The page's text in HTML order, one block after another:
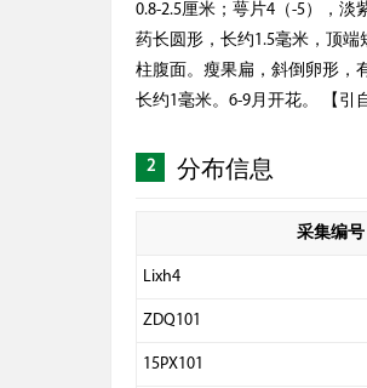
0.8-2.5厘米；萼片4（-5），
药长圆形，长约1.5毫米，顶端
柱腹面。瘦果扁，斜倒卵形，
长约1毫米。6-9月开花。 【引
2 分布信息
采集编号
Lixh4
ZDQ101
15PX101